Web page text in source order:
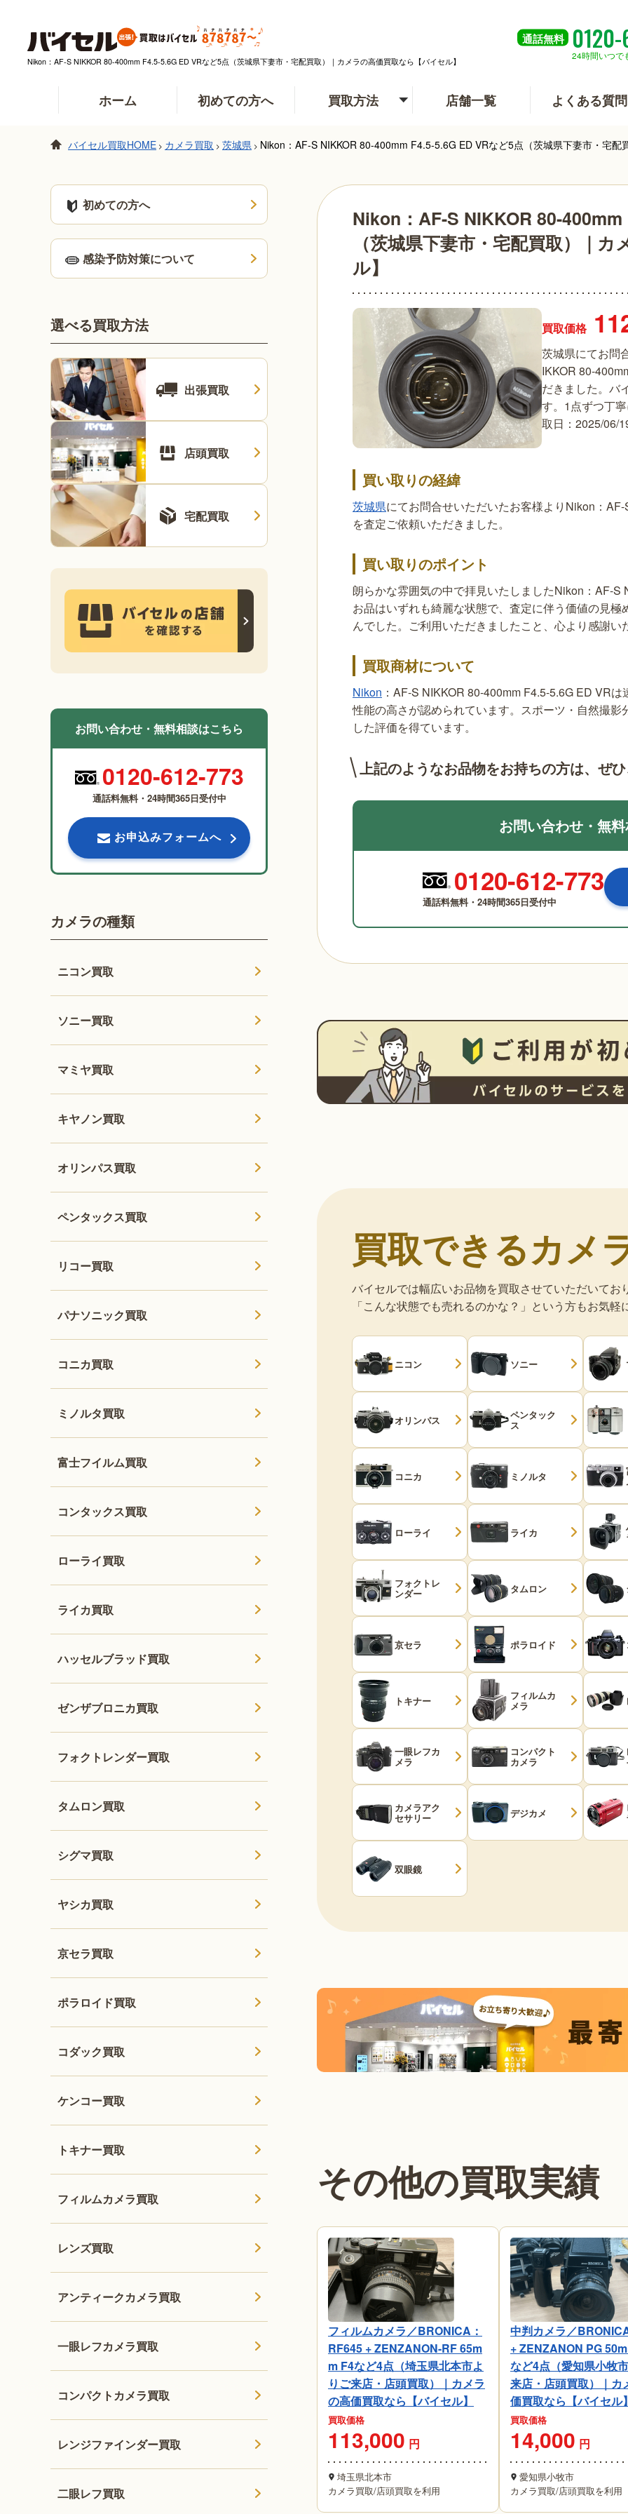
Nikon：AF-S NIKKOR 80-400mm F4.5-5.6G ED VRなど5点（茨城県下妻市・宅配買取）｜カメラの高価買取なら【バイセル】
通話無料 0120-
24時間いつで
ホーム 初めての方へ 買取方法 店舗一覧 よくある質問
バイセル買取HOME > カメラ買取 > 茨城県 > Nikon：AF-S NIKKOR 80-400mm F4.5-5.6G ED VRなど5点（茨城県下妻市・宅
Nikon：AF-S NIKKOR 80-
（茨城県下妻市・宅配買取）｜
ル】
買取価格
茨城県にてお問
IKKOR 80-
だきました。バ
す。1点ずつ丁
取日：2025/06/
買い取りの経緯
茨城県にてお問合せいただいたお客様よりNikon：
を査定ご依頼いただきました。
買い取りのポイント
朗らかな雰囲気の中で拝見いたしましたNikon：AF-S
お品はいずれも綺麗な状態で、査定に伴う価値の見
んでした。ご利用いただきましたこと、心より感謝い
買取商材について
Nikon ：AF-S NIKKOR 80-400mm F4.5-5.6G ED VR
性能の高さが認められています。スポーツ・自然撮
した評価を得ています。
上記のようなお品物をお持ちの方は、 ぜ
お問い合わせ・無
0120-612-773
通話料無料・24時間365日受付中
買取できるカメ
バイセルでは幅広いお品物を買取させていただいてお
「こんな状態でも売れるのかな？」という方もお気軽
ニコン ソニー
オリンパス ペンタック
ス
コニカ ミノルタ
ローライ ライカ
フォクトレ
ンダー タムロン
京セラ ポラロイド
トキナー フィルムカ
メラ
一眼レフカ
メラ
コンパクト
カメラ
カメラアク
セサリー デジカメ
双眼鏡
その他の買取実績
フィルムカメラ／BRONICA：
RF645 + ZENZANON-RF 65m
m F4など4点（埼玉県北本市よ
りご来店・店頭買取）｜カメラ
の高価買取なら【バイセル】
買取価格
113,000 円
埼玉県北本市
カメラ買取/店頭買取を利用
中判カメラ／
+ ZENZANON PG
など4点（愛知県小牧
来店・店頭買取）｜カ
価買取なら【バイセル
買取価格
14,000 円
愛知県小牧市
カメラ買取/店頭買取を利用
初めての方へ
感染予防対策について
選べる買取方法
出張買取
店頭買取
宅配買取
お問い合わせ・無料相談はこちら
0120-612-773
通話料無料・24時間365日受付中
お申込みフォームへ
カメラの種類
ニコン買取
ソニー買取
マミヤ買取
キヤノン買取
オリンパス買取
ペンタックス買取
リコー買取
パナソニック買取
コニカ買取
ミノルタ買取
富士フイルム買取
コンタックス買取
ローライ買取
ライカ買取
ハッセルブラッド買取
ゼンザブロニカ買取
フォクトレンダー買取
タムロン買取
シグマ買取
ヤシカ買取
京セラ買取
ポラロイド買取
コダック買取
ケンコー買取
トキナー買取
フィルムカメラ買取
レンズ買取
アンティークカメラ買取
一眼レフカメラ買取
コンパクトカメラ買取
レンジファインダー買取
二眼レフ買取